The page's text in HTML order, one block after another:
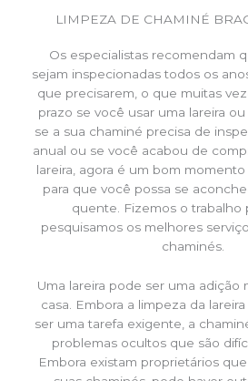
LIMPEZA DE CHAMINÉ
Os especialistas recomendam
sejam inspecionadas todos os
que precisarem, o que muitas
prazo se você usar uma lareira ou
se a sua chaminé precisa de
anual ou se você acabou de
lareira, agora é um bom momento
para que você possa se
quente. Fizemos o trabalho
pesquisamos os melhores
chaminés.
Uma lareira pode ser uma adição
casa. Embora a limpeza da
ser uma tarefa exigente, a
problemas ocultos que são
Embora existam proprietários